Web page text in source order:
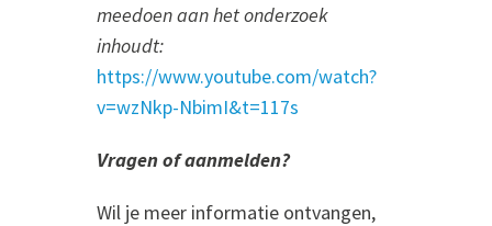
meedoen aan het onderzoek
inhoudt:
https://www.youtube.com/watch?
v=wzNkp-NbimI&t=117s
Vragen of aanmelden?
Wil je meer informatie ontvangen,